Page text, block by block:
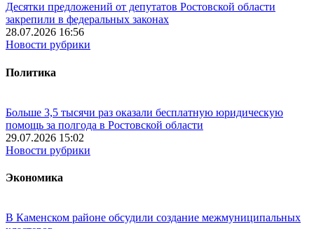
Десятки предложений от депутатов Ростовской области
закрепили в федеральных законах
28.07.2026 16:56
Новости рубрики
Политика
Больше 3,5 тысячи раз оказали бесплатную юридическую
помощь за полгода в Ростовской области
29.07.2026 15:02
Новости рубрики
Экономика
В Каменском районе обсудили создание межмуниципальных